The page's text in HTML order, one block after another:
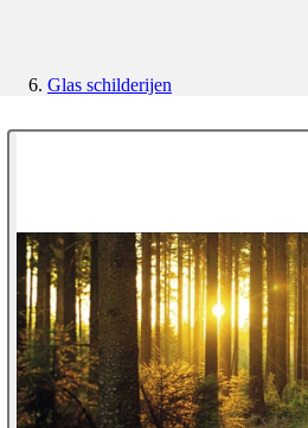
Glas schilderijen